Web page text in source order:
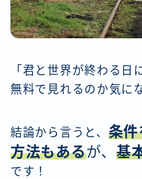
「君と世界が終わる日
無料で見れるのか気に
結論から言うと、 条
方法もあるが、 基
です！